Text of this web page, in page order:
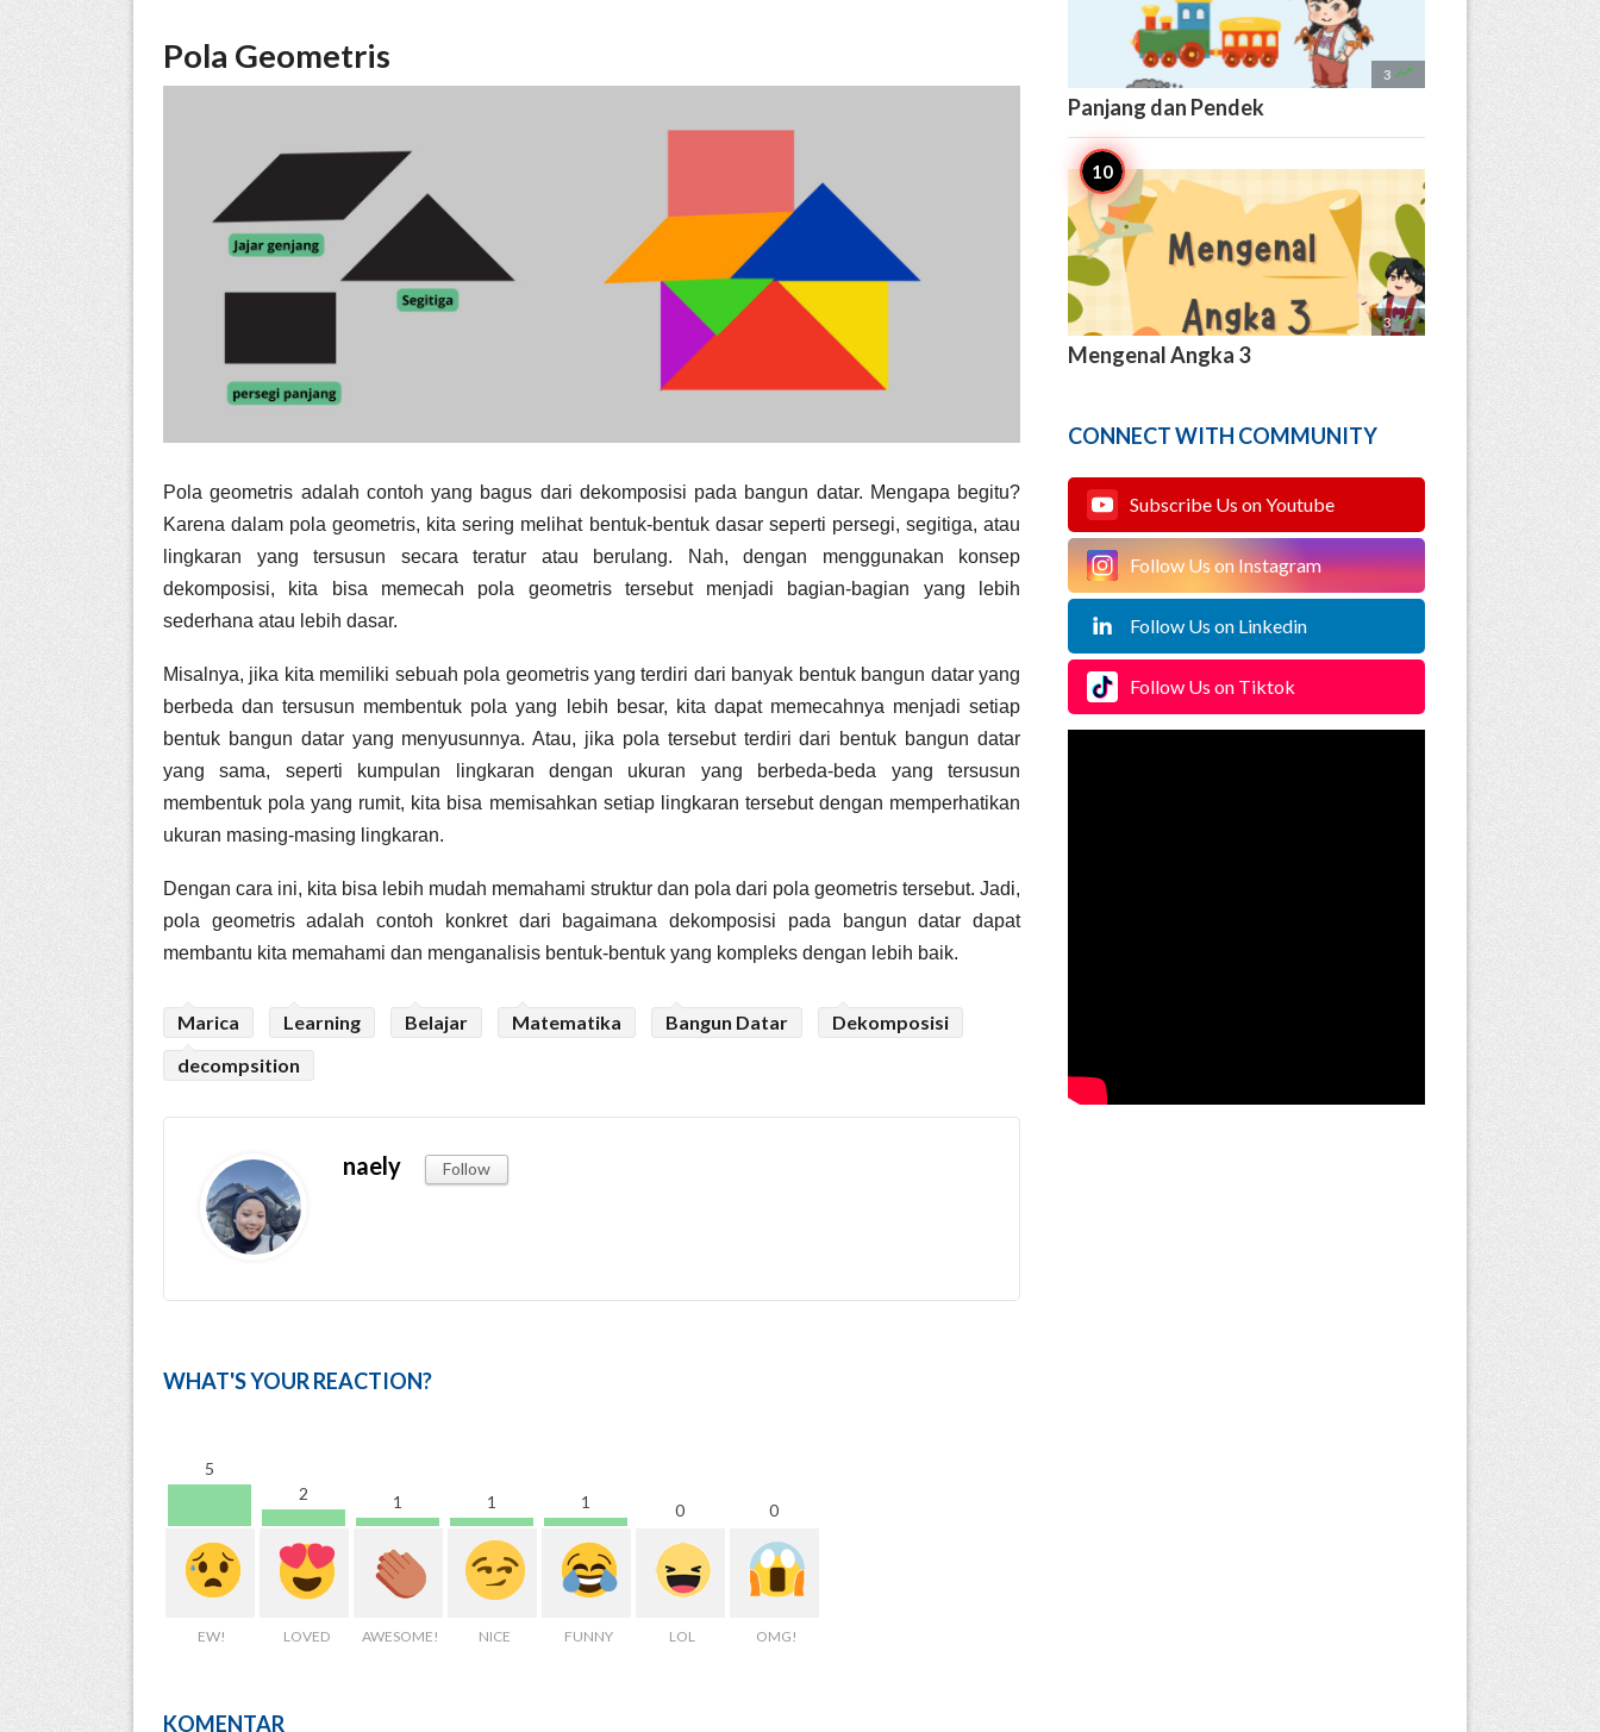
Pola Geometris
Pola geometris adalah contoh yang bagus dari dekomposisi pada bangun datar. Mengapa begitu?
Karena dalam pola geometris, kita sering melihat bentuk-bentuk dasar seperti persegi, segitiga, atau
lingkaran yang tersusun secara teratur atau berulang. Nah, dengan menggunakan konsep
dekomposisi, kita bisa memecah pola geometris tersebut menjadi bagian-bagian yang lebih
sederhana atau lebih dasar.
Misalnya, jika kita memiliki sebuah pola geometris yang terdiri dari banyak bentuk bangun datar yang
berbeda dan tersusun membentuk pola yang lebih besar, kita dapat memecahnya menjadi setiap
bentuk bangun datar yang menyusunnya. Atau, jika pola tersebut terdiri dari bentuk bangun datar
yang sama, seperti kumpulan lingkaran dengan ukuran yang berbeda-beda yang tersusun
membentuk pola yang rumit, kita bisa memisahkan setiap lingkaran tersebut dengan memperhatikan
ukuran masing-masing lingkaran.
Dengan cara ini, kita bisa lebih mudah memahami struktur dan pola dari pola geometris tersebut. Jadi,
pola geometris adalah contoh konkret dari bagaimana dekomposisi pada bangun datar dapat
membantu kita memahami dan menganalisis bentuk-bentuk yang kompleks dengan lebih baik.
Marica Learning Belajar Matematika Bangun Datar
Dekomposisi
decompsition
naely Follow
WHAT'S YOUR REACTION?
5
EW!
2
LOVED
1
AWESOME!
1
NICE
1
FUNNY
0
LOL
0
OMG!
KOMENTAR
3 
Panjang dan Pendek
3 
Mengenal Angka 3
CONNECT WITH COMMUNITY
Subscribe Us on Youtube
Follow Us on Instagram
Follow Us on Linkedin
Follow Us on Tiktok